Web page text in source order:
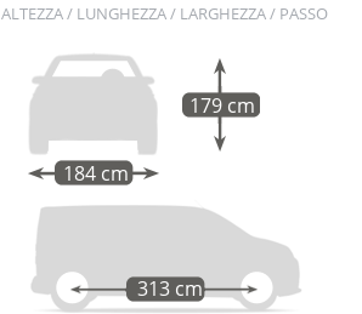
ALTEZZA / LUNGHEZZA / LARGHEZZA / PASSO
184 cm
179 cm
313 cm